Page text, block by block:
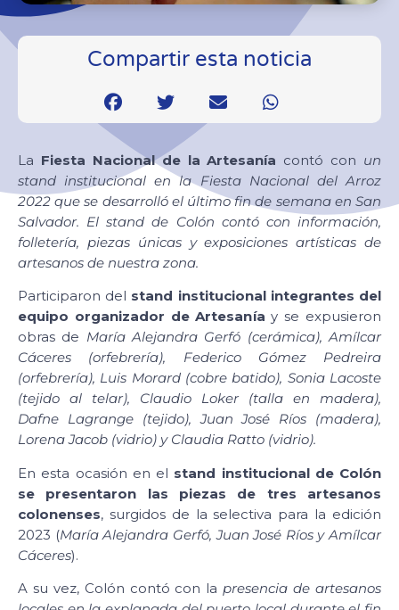
Compartir esta noticia
La Fiesta Nacional de la Artesanía contó con un
stand institucional en la Fiesta Nacional del Arroz
2022 que se desarrolló el último fin de semana en San
Salvador. El stand de Colón contó con información,
folletería, piezas únicas y exposiciones artísticas de
artesanos de nuestra zona.
Participaron del stand institucional integrantes del
equipo organizador de Artesanía y se expusieron
obras de María Alejandra Gerfó (cerámica), Amílcar
Cáceres (orfebrería), Federico Gómez Pedreira
(orfebrería), Luis Morard (cobre batido), Sonia Lacoste
(tejido al telar), Claudio Loker (talla en madera),
Dafne Lagrange (tejido), Juan José Ríos (madera),
Lorena Jacob (vidrio) y Claudia Ratto (vidrio).
En esta ocasión en el stand institucional de Colón
se presentaron las piezas de tres artesanos
colonenses, surgidos de la selectiva para la edición
2023 (María Alejandra Gerfó, Juan José Ríos y Amílcar
Cáceres).
A su vez, Colón contó con lapresencia de artesanos